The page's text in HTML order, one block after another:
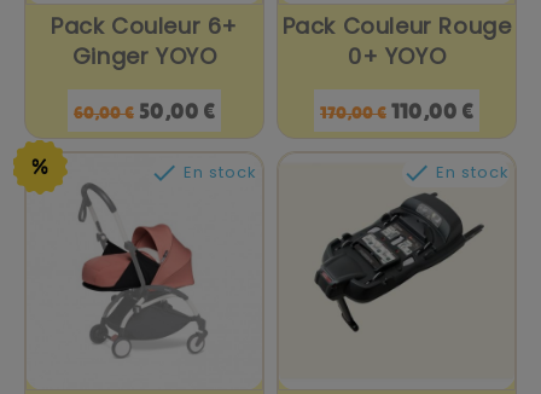
Pack Couleur 6+
Ginger YOYO
Prix
de
60,00 € Prix
50,00 €
Pack Couleur Rouge
0+ YOYO
Prix
de
170,00 € Prix
110,00 €
 En stock  En stock